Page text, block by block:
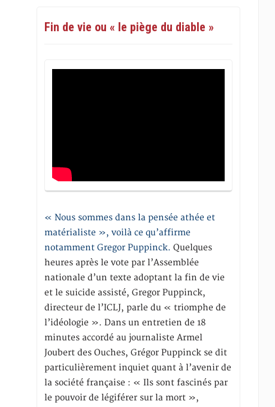
Fin de vie ou « le piège du diable »
« Nous sommes dans la pensée athée et
matérialiste », voilà ce qu’affirme
notamment Gregor Puppinck. Quelques
heures après le vote par l’Assemblée
nationale d’un texte adoptant la fin de vie
et le suicide assisté, Gregor Puppinck,
directeur de l’ICLJ, parle du « triomphe de
l’idéologie ». Dans un entretien de 18
minutes accordé au journaliste Armel
Joubert des Ouches, Grégor Puppinck se dit
particulièrement inquiet quant à l’avenir de
la société française : « Ils sont fascinés par
le pouvoir de légiférer sur la mort »,